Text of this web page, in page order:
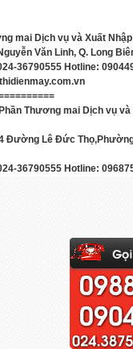
mai Dịch vụ và Xuất
Văn Linh, Q. Long
36790555 Hotline:
Thương mai Dịch vụ
Đường Lê Đức Thọ,Phường
36790555 Hotline: